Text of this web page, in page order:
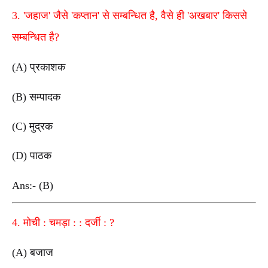
3. 'जहाज' जैसे 'कप्तान' से सम्बन्धित है, वैसे ही 'अखबार' किससे
सम्बन्धित है?
(A) प्रकाशक
(B) सम्पादक
(C) मुद्रक
(D) पाठक
Ans:- (B)
4. मोची : चमड़ा : : दर्जी : ?
(A) बजाज